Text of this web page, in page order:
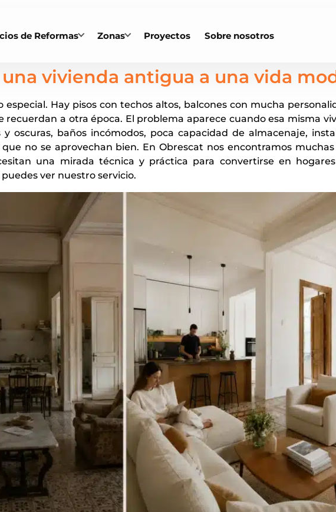
de Reformas Zonas Proyectos Sobre nosotros
vivienda antigua a una vida
Hay pisos con techos altos, balcones con mucha
a otra época. El problema aparece cuando esa misma
oscuras, baños incómodos, poca capacidad de almacenaje,
no se aprovechan bien. En Obrescat nos encontramos muchas
una mirada técnica y práctica para convertirse en
puedes ver nuestro servicio.